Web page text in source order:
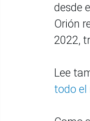
desde
Orión
2022,
Lee
todo el